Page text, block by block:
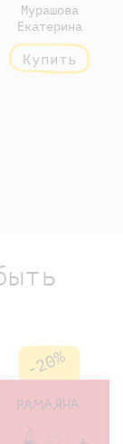
Мурашова
Екатерина
Купить
-20%